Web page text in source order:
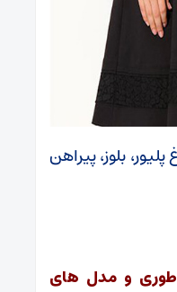
بلوز، پیراهن
و مدل های